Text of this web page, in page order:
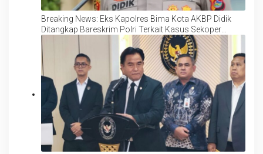
Breaking News: Eks Kapolres Bima Kota AKBP Didik
Ditangkap Bareskrim Polri Terkait Kasus Sekoper
Narkoba